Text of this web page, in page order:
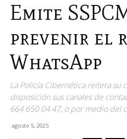
Emite
prevenir el
WhatsApp
La Policía Cibernética reitera su
disposición sus canales de
664 650 04 47, o por medio del
agosto 5, 2025